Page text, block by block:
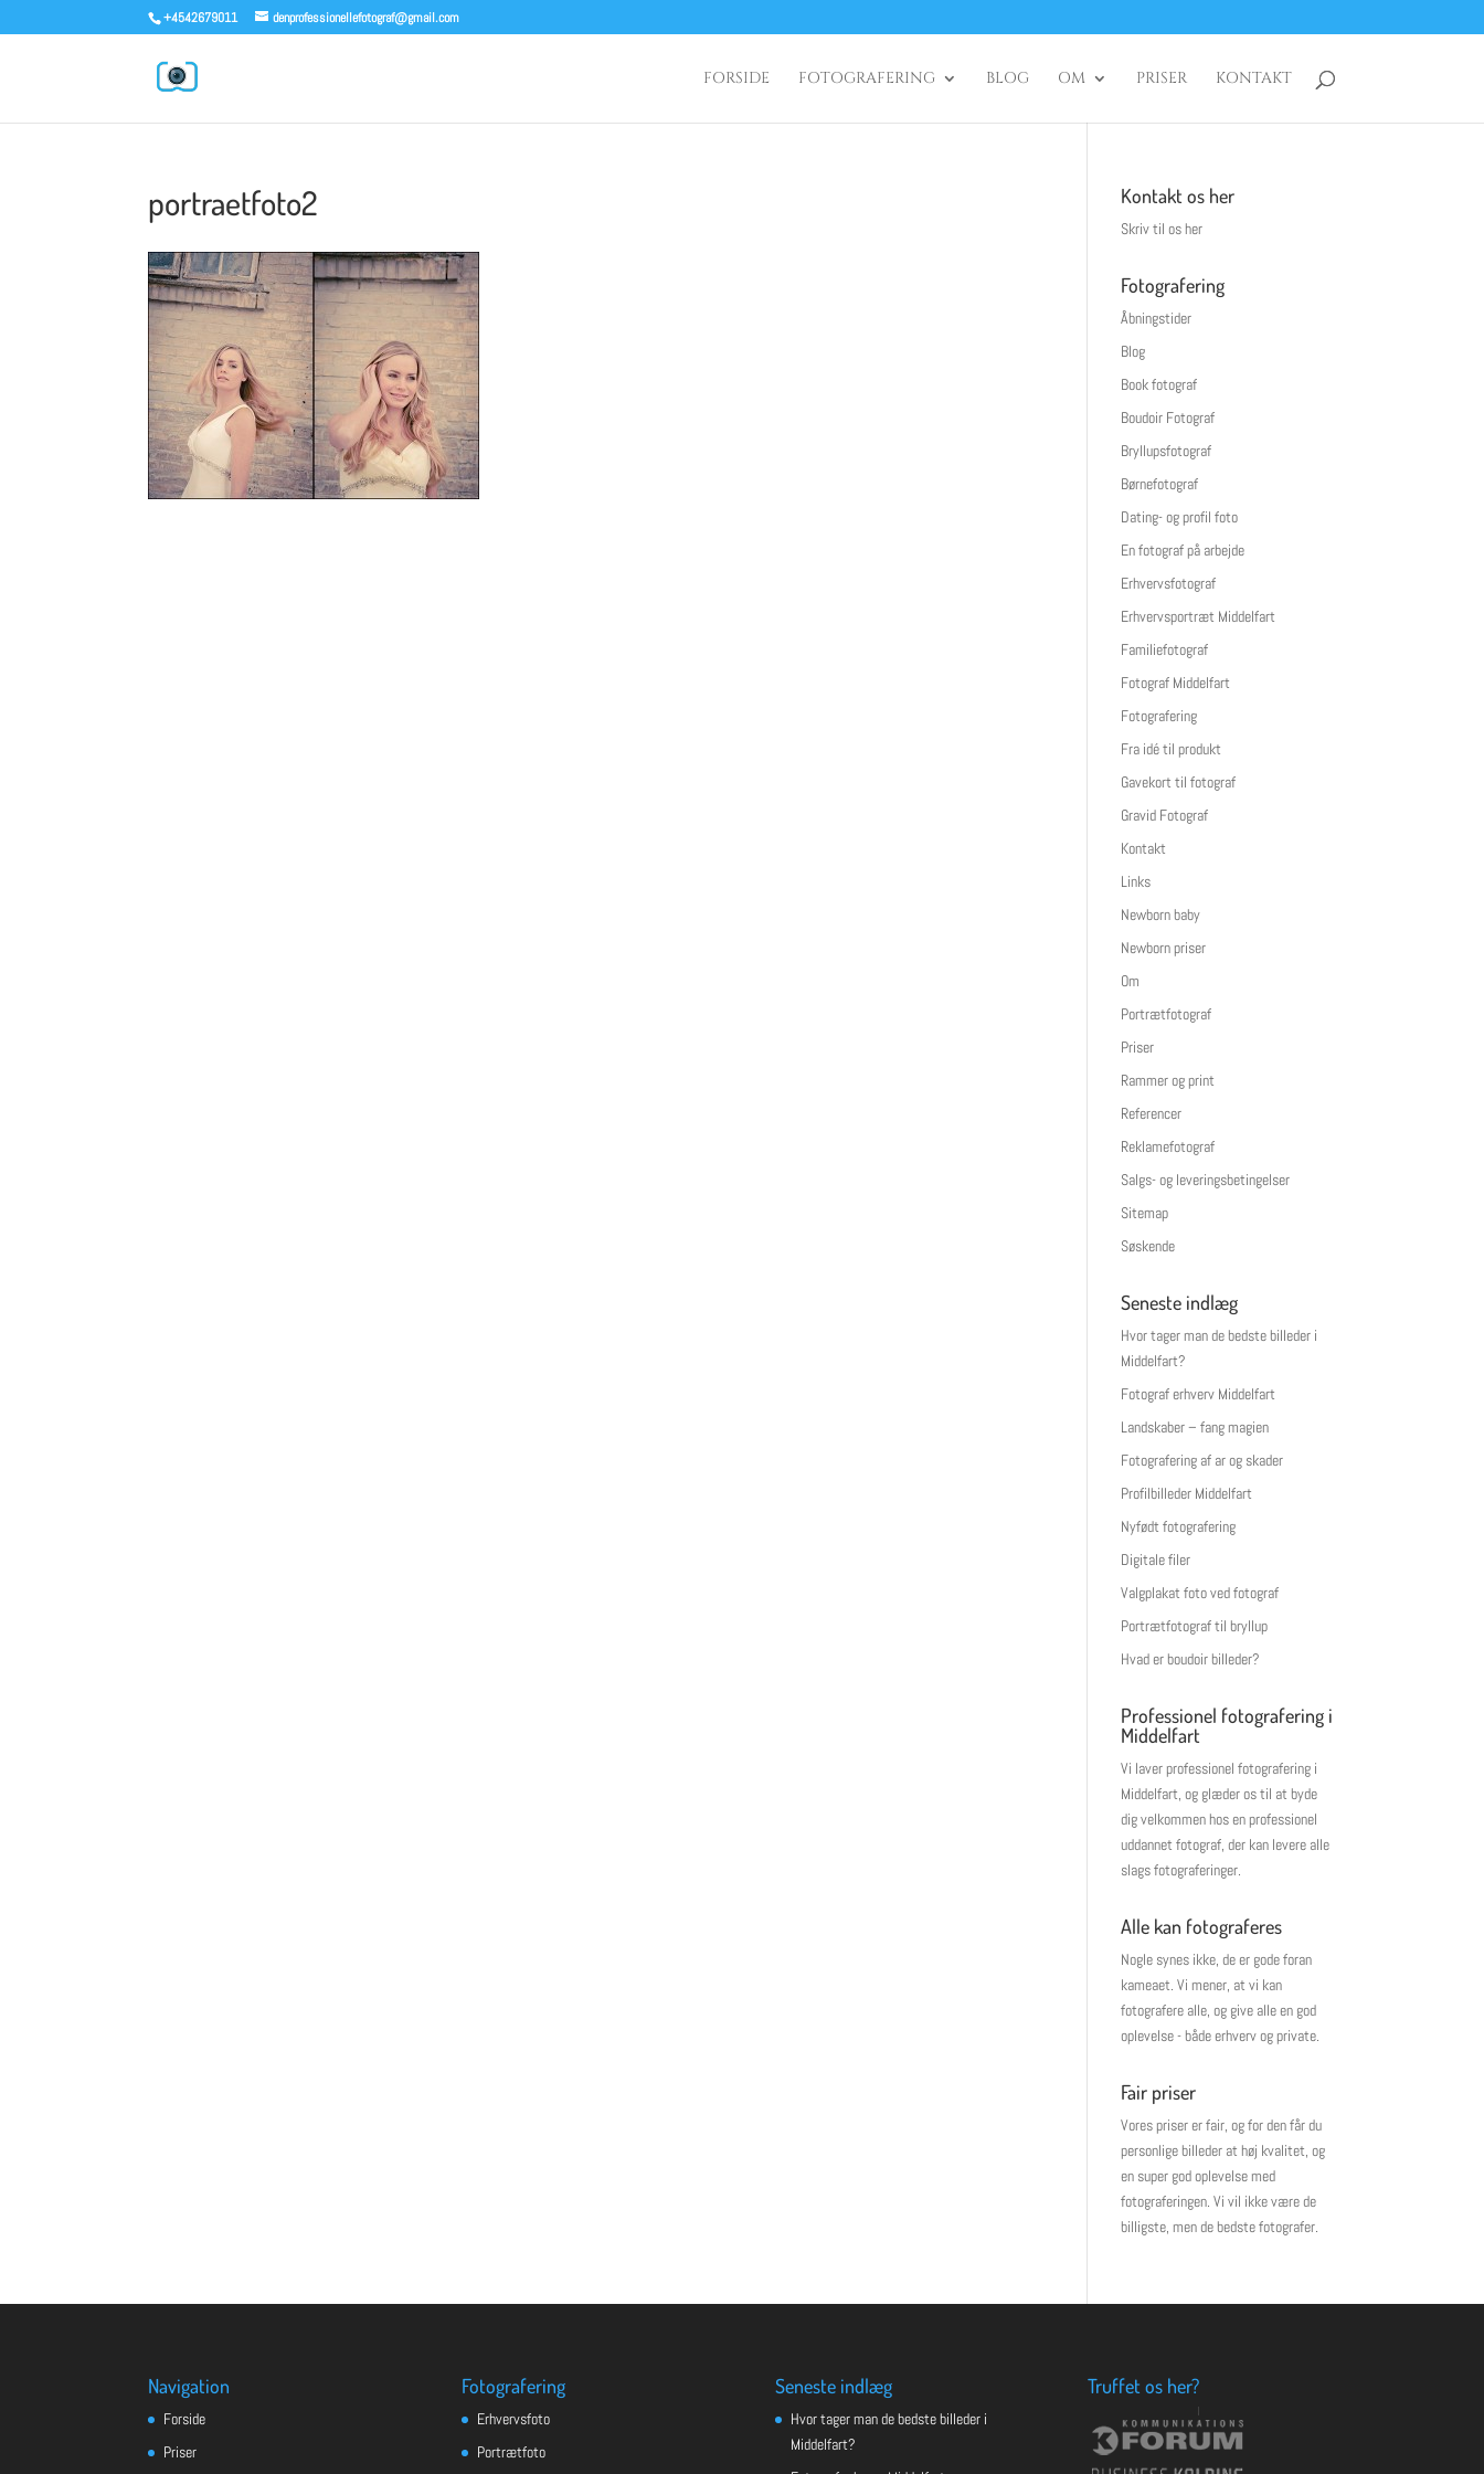
+4542679011 denprofessionellefotograf@gmail.com
FORSIDE FOTOGRAFERING BLOG OM PRISER KONTAKT
portraetfoto2 Kontakt os her
Skriv til os her
Fotografering
Åbningstider
Blog
Book fotograf
Boudoir Fotograf
Bryllupsfotograf
Børnefotograf
Dating- og profil foto
En fotograf på arbejde
Erhvervsfotograf
Erhvervsportræt Middelfart
Familiefotograf
Fotograf Middelfart
Fotografering
Fra idé til produkt
Gavekort til fotograf
Gravid Fotograf
Kontakt
Links
Newborn baby
Newborn priser
Om
Portrætfotograf
Priser
Rammer og print
Referencer
Reklamefotograf
Salgs- og leveringsbetingelser
Sitemap
Søskende
Seneste indlæg
Hvor tager man de bedste billeder i
Middelfart?
Fotograf erhverv Middelfart
Landskaber – fang magien
Fotografering af ar og skader
Profilbilleder Middelfart
Nyfødt fotografering
Digitale filer
Valgplakat foto ved fotograf
Portrætfotograf til bryllup
Hvad er boudoir billeder?
Professionel fotografering i
Middelfart
Vi laver professionel fotografering i
Middelfart, og glæder os til at byde
dig velkommen hos en professionel
uddannet fotograf, der kan levere alle
slags fotograferinger.
Alle kan fotograferes
Nogle synes ikke, de er gode foran
kameaet. Vi mener, at vi kan
fotografere alle, og give alle en god
oplevelse - både erhverv og private.
Fair priser
Vores priser er fair, og for den får du
personlige billeder at høj kvalitet, og
en super god oplevelse med
fotograferingen. Vi vil ikke være de
billigste, men de bedste fotografer.
Navigation
Forside
Priser
Fotografering
Erhvervsfoto
Portrætfoto
Seneste indlæg
Hvor tager man de bedste billeder i
Middelfart?
Truffet os her?